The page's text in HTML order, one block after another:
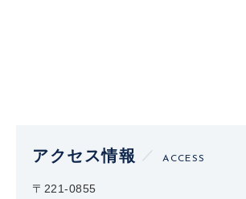
アクセス情報 ACCESS
〒221-0855